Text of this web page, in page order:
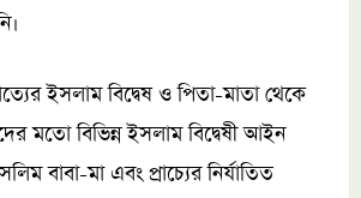
ইসলাম বিদ্বেষ ও পিতা-মাতা থেকে
মতো বিভিন্ন ইসলাম বিদ্বেষী আইন
বাবা-মা এবং প্রাচ্যের নির্যাতিত